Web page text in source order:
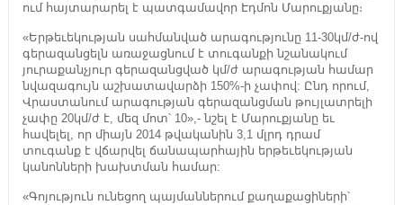
ում հայտարարել է պատգամավոր Էդմոն Մարուքյանը։
«Երթեւեկության սահմանված արագությունը 11-30կմ/ժ-ով
գերազանցելն առաջացնում է տուգանքի նշանակում
յուրաքանչյուր գերազանցված կմ/ժ արագության համար
նվազագույն աշխատավարձի 150%-ի չափով: Ընդ որում,
Վրաստանում արագության գերազանցման թույլատրելի
չափը 20կմ/ժ է, մեզ մոտ՝ 10»,- նշել է Մարուքյանը եւ
հավելել, որ միայն 2014 թվականին 3,1 մլրդ դրամ
տուգանք է վճարվել ճանապարհային երթեւեկության
կանոնների խախտման համար:
«Գոյություն ունեցող պայմաններում քաղաքացիների՝